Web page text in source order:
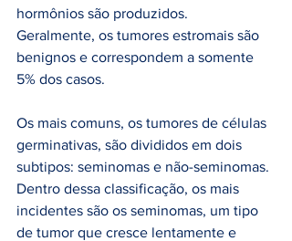
hormônios são produzidos.
Geralmente, os tumores estromais são
benignos e correspondem a somente
5% dos casos.
Os mais comuns, os tumores de células
germinativas, são divididos em dois
subtipos: seminomas e não-seminomas.
Dentro dessa classificação, os mais
incidentes são os seminomas, um tipo
de tumor que cresce lentamente e